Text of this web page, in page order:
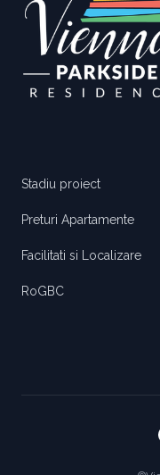
Stadiu proiect
Preturi Apartamente
Facilitati si Localizare
RoGBC